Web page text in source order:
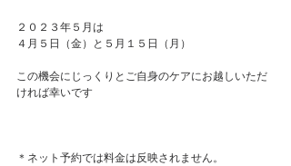
２０２３年５月は
４月５日（金）と５月１５日（月）
この機会にじっくりとご自身のケアにお越しいただ
ければ幸いです
＊ネット予約では料金は反映されません。